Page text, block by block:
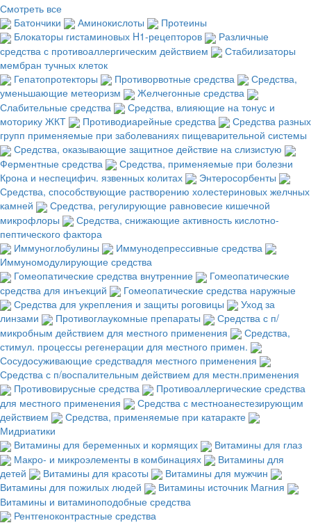
Смотреть все
Батончики
Аминокислоты
Протеины
Блокаторы гистаминовых H1-рецепторов
Различные
средства с противоаллергическим действием
Стабилизаторы
мембран тучных клеток
Гепатопротекторы
Противорвотные средства
Средства,
уменьшающие метеоризм
Желчегонные средства
Слабительные средства
Средства, влияющие на тонус и
моторику ЖКТ
Противодиарейные средства
Средства разных
групп применяемые при заболеваниях пищеварительной системы
Средства, оказывающие защитное действие на слизистую
Ферментные средства
Средства, применяемые при болезни
Крона и неспецифич. язвенных колитах
Энтеросорбенты
Средства, способствующие растворению холестериновых желчных
камней
Средства, регулирующие равновесие кишечной
микрофлоры
Средства, снижающие активность кислотно-
пептического фактора
Иммуноглобулины
Иммунодепрессивные средства
Иммуномодулирующие средства
Гомеопатические средства внутренние
Гомеопатические
средства для инъекций
Гомеопатические средства наружные
Средства для укрепления и защиты роговицы
Уход за
линзами
Противоглаукомные препараты
Средства с п/
микробным действием для местного применения
Средства,
стимул. процессы регенерации для местного примен.
Сосудосуживающие средствадля местного применения
Средства с п/воспалительным действием для местн.применения
Противовирусные средства
Противоаллергические средства
для местного применения
Средства с местноанестезирующим
действием
Средства, применяемые при катаракте
Мидриатики
Витамины для беременных и кормящих
Витамины для глаз
Макро- и микроэлементы в комбинациях
Витамины для
детей
Витамины для красоты
Витамины для мужчин
Витамины для пожилых людей
Витамины источник Магния
Витамины и витаминоподобные средства
Рентгеноконтрастные средства